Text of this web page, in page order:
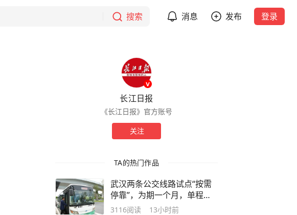
搜索 消息 发布 登录
长江日报
《长江日报》官方账号
关注
TA的热门作品
武汉两条公交线路试点“按需
停靠”，为期一个月，单程能
省8至12分钟
3116阅读 13小时前